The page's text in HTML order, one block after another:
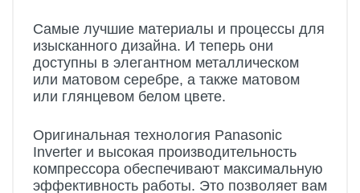
Самые лучшие материалы и процессы для
изысканного дизайна. И теперь они
доступны в элегантном металлическом
или матовом серебре, а также матовом
или глянцевом белом цвете.
Оригинальная технология Panasonic
Inverter и высокая производительность
компрессора обеспечивают максимальную
эффективность работы. Это позволяет вам